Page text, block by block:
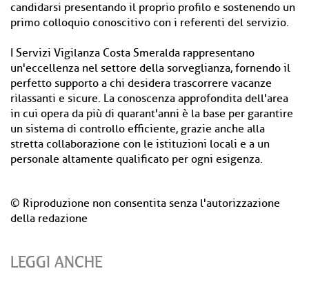
candidarsi presentando il proprio profilo e sostenendo un
primo colloquio conoscitivo con i referenti del servizio.
I Servizi Vigilanza Costa Smeralda rappresentano
un'eccellenza nel settore della sorveglianza, fornendo il
perfetto supporto a chi desidera trascorrere vacanze
rilassanti e sicure. La conoscenza approfondita dell'area
in cui opera da più di quarant'anni è la base per garantire
un sistema di controllo efficiente, grazie anche alla
stretta collaborazione con le istituzioni locali e a un
personale altamente qualificato per ogni esigenza.
© Riproduzione non consentita senza l'autorizzazione
della redazione
LEGGI ANCHE